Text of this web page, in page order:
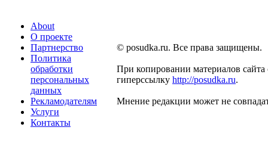
About
О проекте
Партнерство
Политика
обработки
персональных
данных
Рекламодателям
Услуги
Контакты
© posudka.ru. Все права защищены.
При копировании материалов сайта
гиперссылку http://posudka.ru.
Мнение редакции может не